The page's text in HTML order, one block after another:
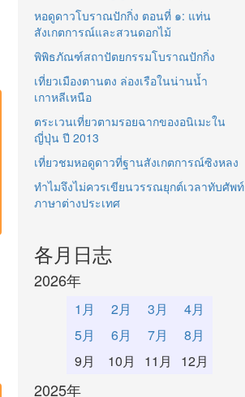
หอดูดาวโบราณปักกิ่ง ตอนที่ ๑: แท่น
สังเกตการณ์และสวนดอกไม้
พิพิธภัณฑ์สถาปัตยกรรมโบราณปักกิ่ง
เที่ยวเมืองตานตง ล่องเรือในน่านน้ำ
เกาหลีเหนือ
ตระเวนเที่ยวตามรอยฉากของอนิเมะใน
ญี่ปุ่น ปี 2013
เที่ยวชมหอดูดาวที่ฐานสังเกตการณ์ซิงหลง
ทำไมจึงไม่ควรเขียนวรรณยุกต์เวลาทับศัพท์
ภาษาต่างประเทศ
各月日志
2026年
1月 2月 3月
4月
5月
6月 7月
8月
9月
10月 11月 12月
2025年